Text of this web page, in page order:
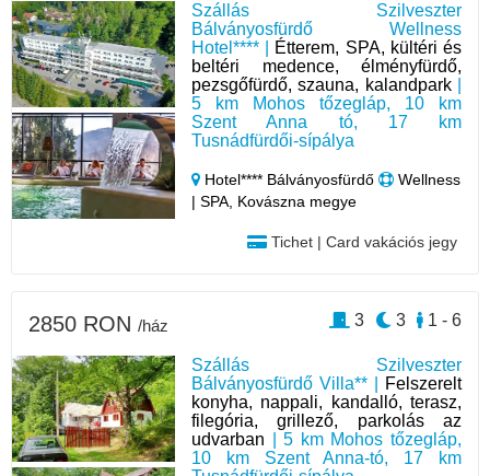
Szállás Szilveszter
Bálványosfürdő Wellness
Hotel**** | Étterem, SPA, kültéri és
beltéri medence, élményfürdő,
pezsgőfürdő, szauna, kalandpark|
5 km Mohos tőzegláp, 10 km
Szent Anna tó, 17 km
Tusnádfürdői-sípálya
Hotel**** Bálványosfürdő
Wellness
| SPA, Kovászna megye
Tichet | Card vakációs jegy
Szállás Szilveszter
Bálványosfürdő Villa** |
Felszerelt
konyha, nappali, kandalló, terasz,
filegória, grillező, parkolás az
udvarban | 5 km Mohos tőzegláp,
10 km Szent Anna-tó, 17 km
2850 RON /ház 1 - 6
3
3